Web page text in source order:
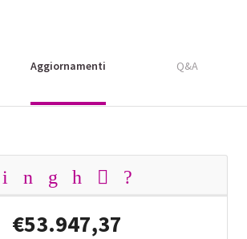
Aggiornamenti Q&A
€53.947,37